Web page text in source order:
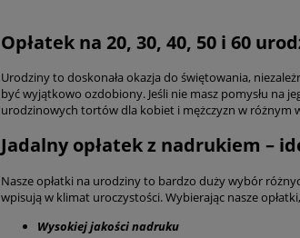
Opłatek na 20, 30, 40, 50 i 60
Urodziny to doskonała okazja do świętowania,
być wyjątkowo ozdobiony. Jeśli nie masz pomysłu na
urodzinowych tortów dla kobiet i mężczyzn w różnym
Jadalny opłatek z nadrukiem –
Nasze opłatki na urodziny to bardzo duży wybór
wpisują w klimat uroczystości. Wybierając nasze
Wysokiej jakości nadruku